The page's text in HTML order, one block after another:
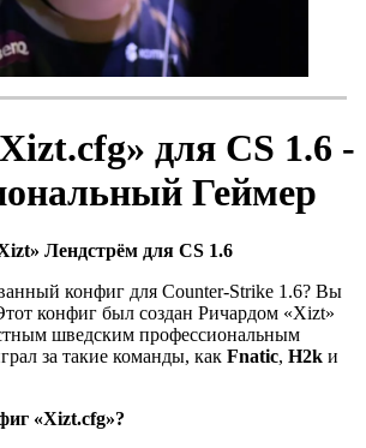
для CS 1.6 -
Геймер
Лендстрём для CS 1.6
конфиг для Counter-Strike 1.6? Вы
конфиг был создан Ричардом «Xizt»
шведским профессиональным
за такие команды, как Fnatic, H2k и
«Xizt.cfg»?